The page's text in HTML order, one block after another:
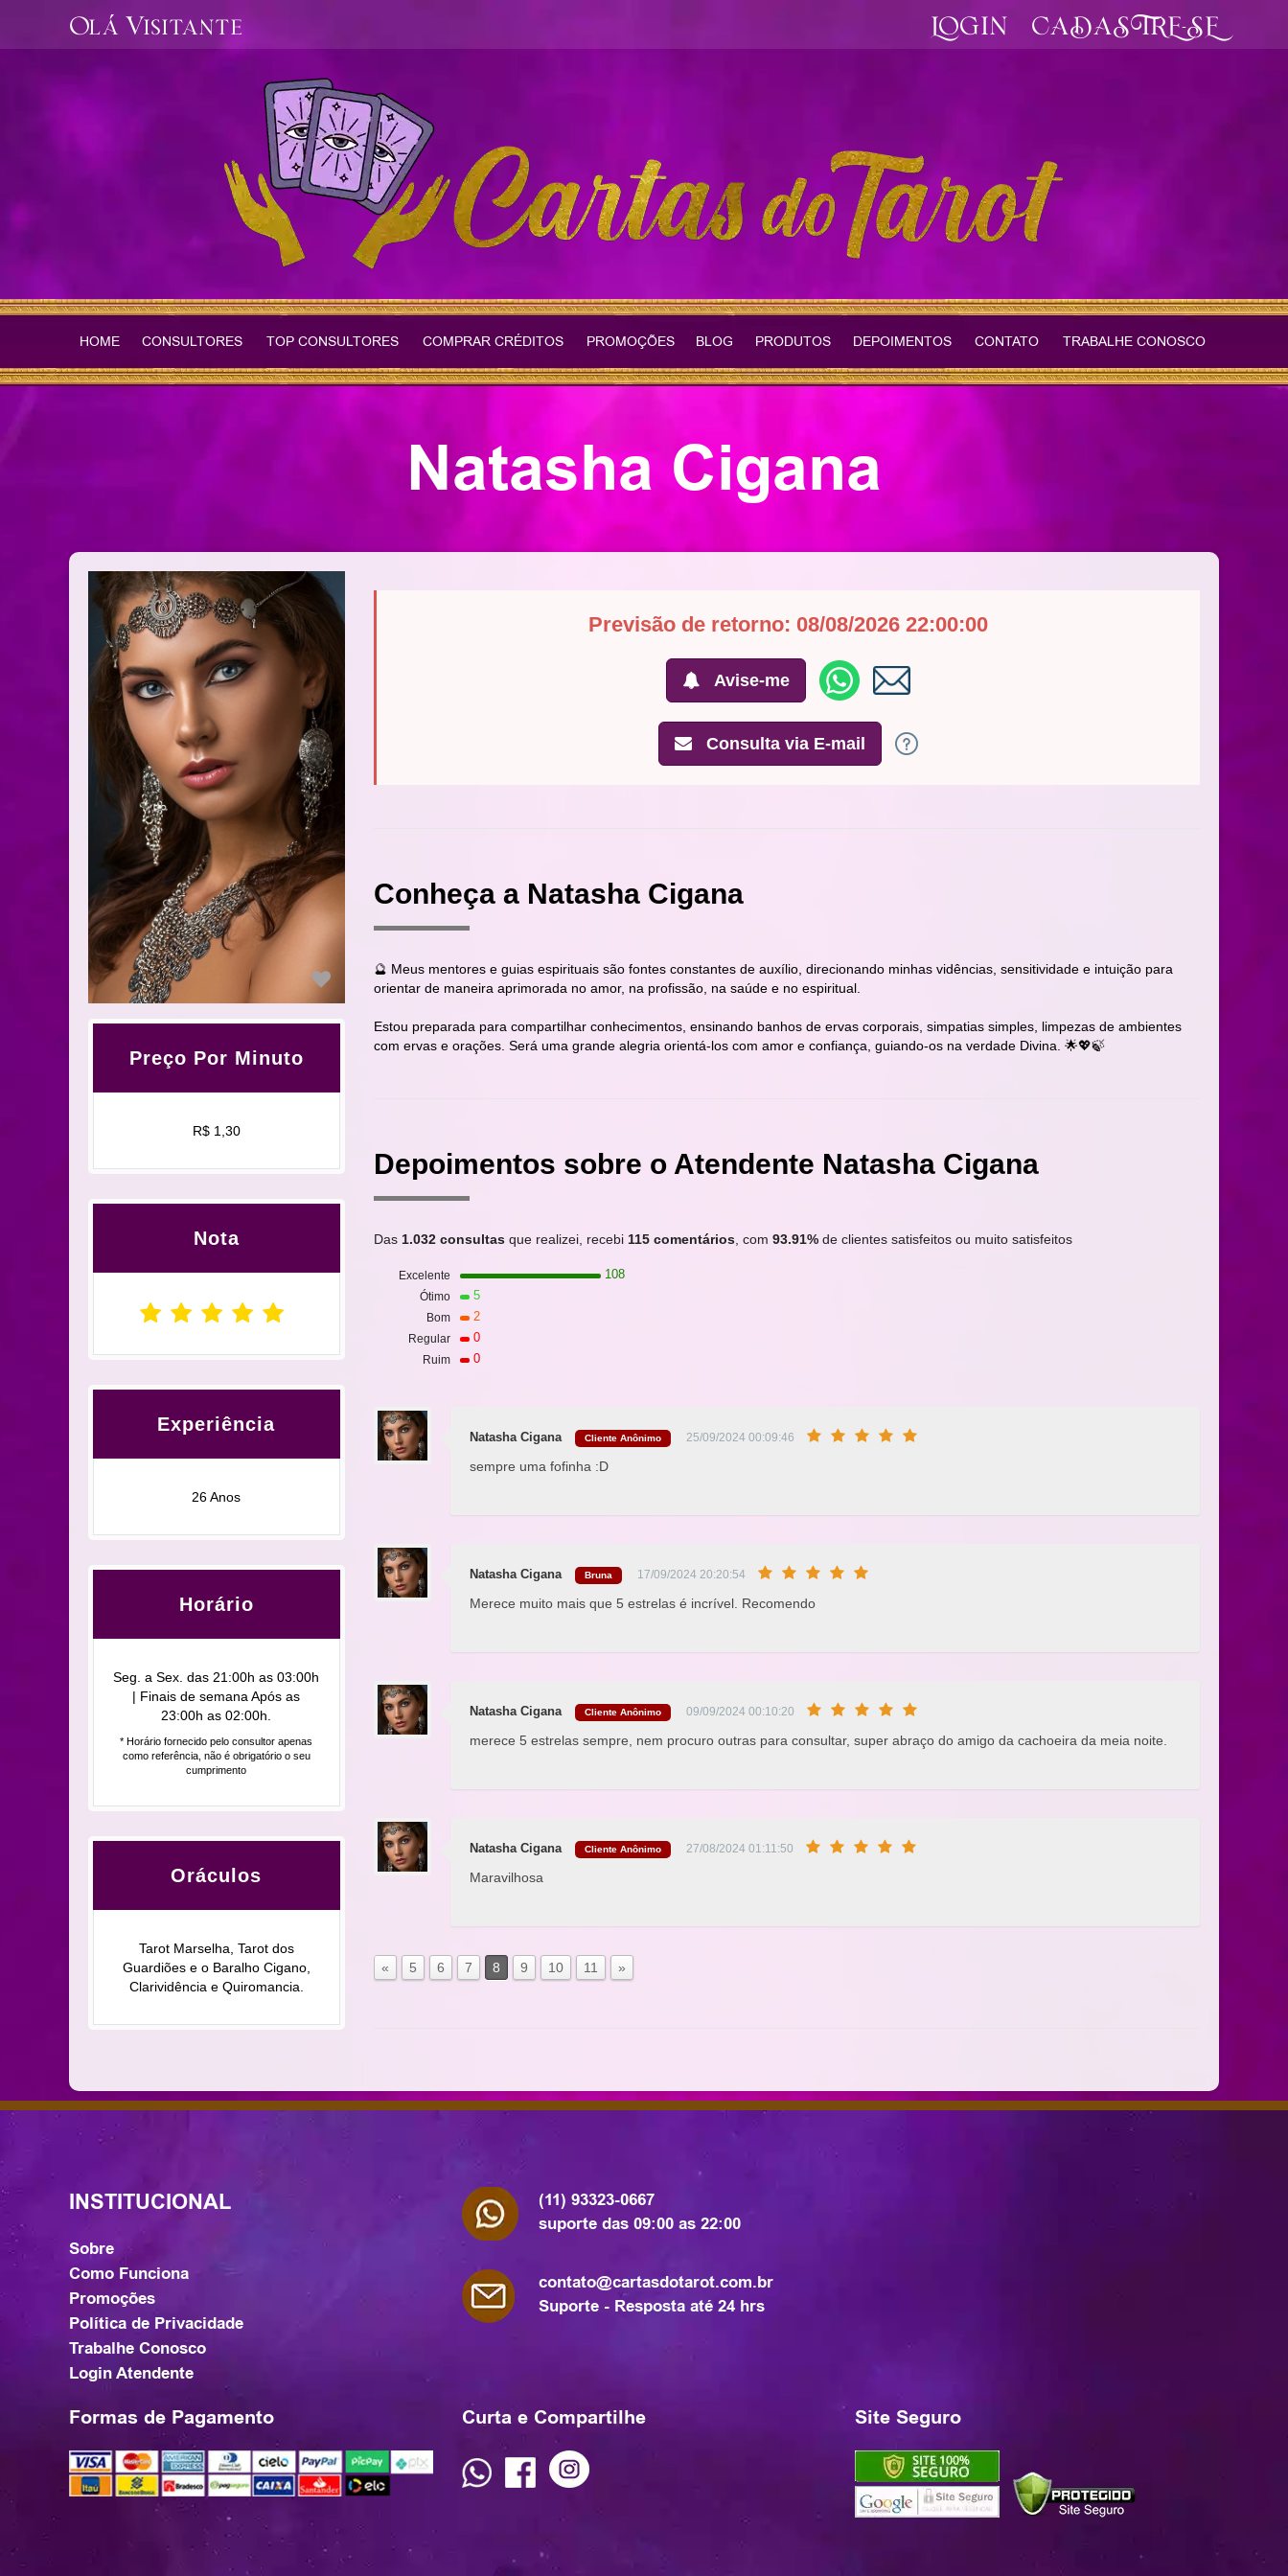
Olá Visitante LOGIN CADASTRE-SE
HOME CONSULTORES TOP CONSULTORES COMPRAR CRÉDITOS PROMOÇÕES BLOG PRODUTOS DEPOIMENTOS CONTATO TRABALHE CONOSCO
Natasha Cigana
Preço Por Minuto
R$ 1,30
Nota
Experiência
26 Anos
Horário
Seg. a Sex. das 21:00h as 03:00h
| Finais de semana Após as
23:00h as 02:00h.
* Horário fornecido pelo consultor apenas
como referência, não é obrigatório o seu
cumprimento
Oráculos
Tarot Marselha, Tarot dos
Guardiões e o Baralho Cigano,
Clarividência e Quiromancia.
Previsão de retorno: 08/08/2026 22:00:00
Avise-me
Consulta via E-mail
Conheça a Natasha Cigana
🔮 Meus mentores e guias espirituais são fontes constantes de auxílio, direcionando minhas vidências, sensitividade e intuição para
orientar de maneira aprimorada no amor, na profissão, na saúde e no espiritual.
Estou preparada para compartilhar conhecimentos, ensinando banhos de ervas corporais, simpatias simples, limpezas de ambientes
com ervas e orações. Será uma grande alegria orientá-los com amor e confiança, guiando-os na verdade Divina. 🌟💖🍃
Depoimentos sobre o Atendente Natasha Cigana
Das 1.032 consultasque realizei, recebi 115 comentários, com 93.91%de clientes satisfeitos ou muito satisfeitos
Excelente 108
Ótimo 5
Bom 2
Regular 0
Ruim 0
Natasha Cigana Cliente Anônimo 25/09/2024 00:09:46
sempre uma fofinha :D
Natasha Cigana Bruna 17/09/2024 20:20:54
Merece muito mais que 5 estrelas é incrível. Recomendo
Natasha Cigana Cliente Anônimo 09/09/2024 00:10:20
merece 5 estrelas sempre, nem procuro outras para consultar, super abraço do amigo da cachoeira da meia noite.
Natasha Cigana Cliente Anônimo 27/08/2024 01:11:50
Maravilhosa
« 5 6 7 8 9 10 11 »
INSTITUCIONAL
Sobre
Como Funciona
Promoções
Política de Privacidade
Trabalhe Conosco
Login Atendente
(11) 93323-0667
suporte das 09:00 as 22:00
contato@cartasdotarot.com.br
Suporte - Resposta até 24 hrs
Formas de Pagamento Curta e Compartilhe Site Seguro